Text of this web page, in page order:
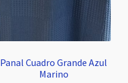
Panal Cuadro Grande Azul
Marino